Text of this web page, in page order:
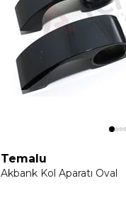
Temalu
Akbank Kol Aparatı Oval